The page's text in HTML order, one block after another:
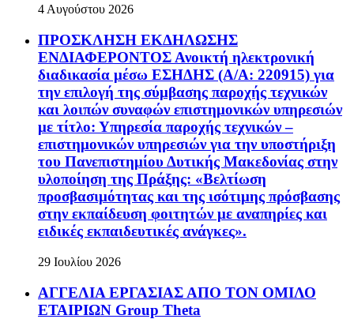
4 Αυγούστου 2026
ΠΡΟΣΚΛΗΣΗ ΕΚΔΗΛΩΣΗΣ
ΕΝΔΙΑΦΕΡΟΝΤΟΣ Ανοικτή ηλεκτρονική
διαδικασία μέσω ΕΣΗΔΗΣ (Α/Α: 220915) για
την επιλογή της σύμβασης παροχής τεχνικών
και λοιπών συναφών επιστημονικών υπηρεσιών
με τίτλο: Υπηρεσία παροχής τεχνικών –
επιστημονικών υπηρεσιών για την υποστήριξη
του Πανεπιστημίου Δυτικής Μακεδονίας στην
υλοποίηση της Πράξης: «Βελτίωση
προσβασιμότητας και της ισότιμης πρόσβασης
στην εκπαίδευση φοιτητών με αναπηρίες και
ειδικές εκπαιδευτικές ανάγκες».
29 Ιουλίου 2026
ΑΓΓΕΛΙΑ ΕΡΓΑΣΙΑΣ ΑΠΟ ΤΟΝ ΟΜΙΛΟ
ΕΤΑΙΡΙΩΝ Group Theta